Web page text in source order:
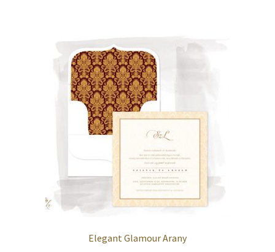
Elegant Glamour Arany